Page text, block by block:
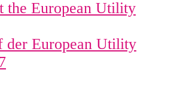
der European Utility